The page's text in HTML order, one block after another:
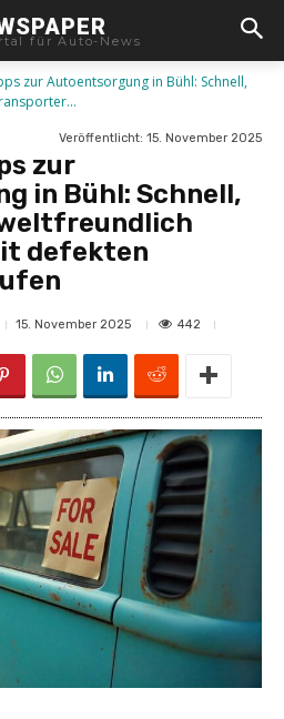
für Auto-News
zur Autoentsorgung in Bühl: Schnell,
Veröffentlicht: 15. November 2025
zur
in Bühl: Schnell,
defekten
15. November 2025 442